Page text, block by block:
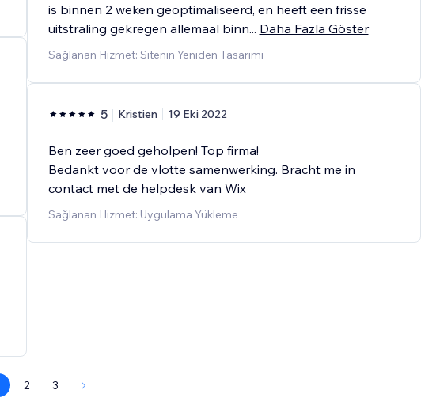
is binnen 2 weken geoptimaliseerd, en heeft een frisse
uitstraling gekregen allemaal binn... Daha Fazla Göster
Sağlanan Hizmet: Sitenin Yeniden Tasarımı
5 Kristien 19 Eki 2022
Ben zeer goed geholpen! Top firma!
Bedankt voor de vlotte samenwerking. Bracht me in
contact met de helpdesk van Wix
Sağlanan Hizmet: Uygulama Yükleme
2 3